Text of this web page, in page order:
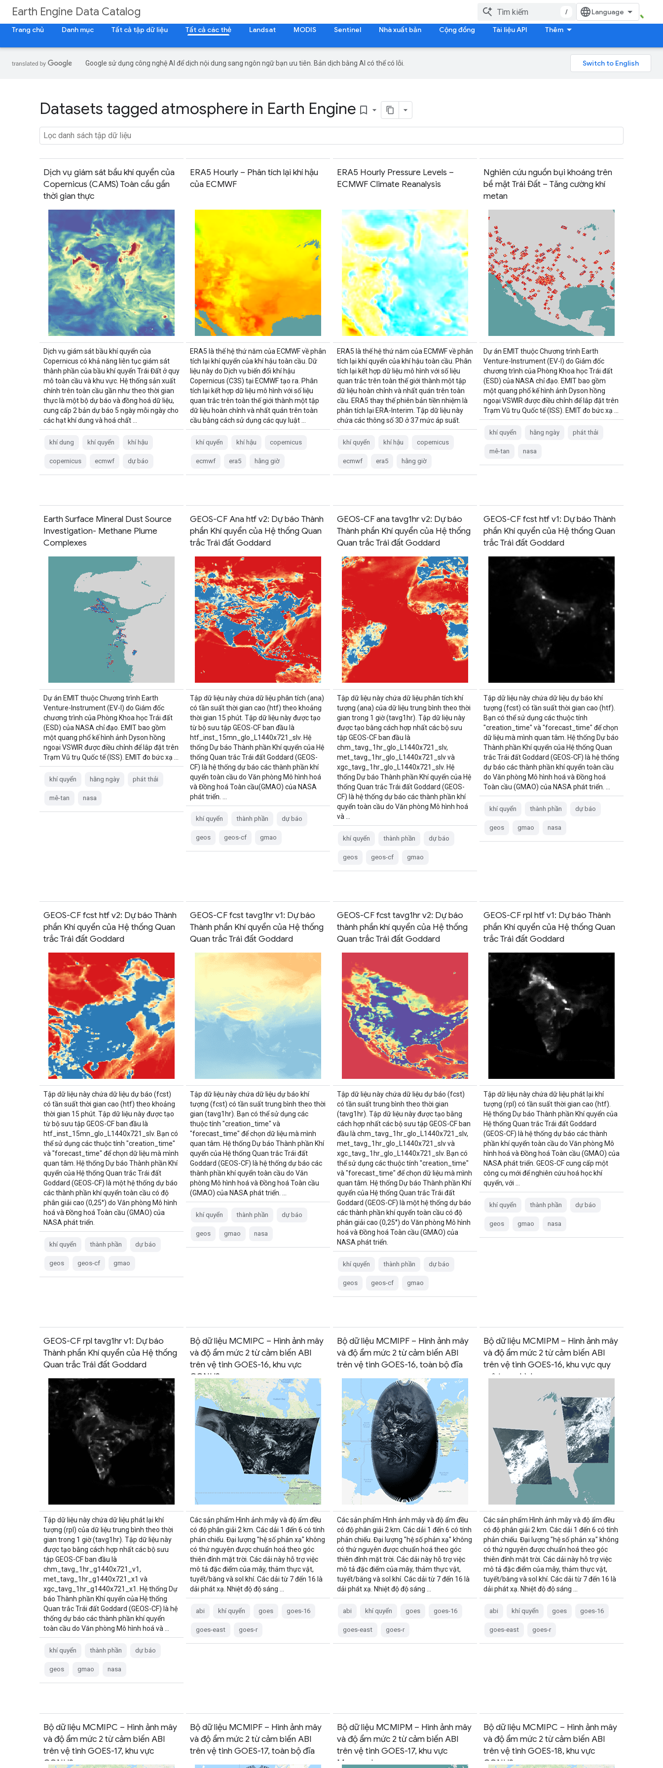
Earth Engine Data Catalog
/
Trang chủ
Danh mục Tất cả tập dữ liệu Tất cả các thẻ Landsat MODIS Sentinel Nhà xuất bản Cộng đồng Tài liệu API Thêm
Google sử dụng công nghệ AI để dịch nội dung sang ngôn ngữ bạn ưu tiên. Bản dịch bằng AI có thể có lỗi.
Datasets tagged atmosphere in Earth Engine bookmark_border
Dịch vụ giám sát bầu khí quyển của
Copernicus (CAMS) Toàn cầu gần
thời gian thực
Dịch vụ giám sát bầu khí quyển của
Copernicus có khả năng liên tục giám sát
thành phần của bầu khí quyển Trái Đất ở quy
mô toàn cầu và khu vực. Hệ thống sản xuất
chính trên toàn cầu gần như theo thời gian
thực là một bộ dự báo và đồng hoá dữ liệu,
cung cấp 2 bản dự báo 5 ngày mỗi ngày cho
các hạt khí dung và hoá chất …
khí dung khí quyển khí hậu
copernicus ecmwf dự báo
ERA5 Hourly – Phân tích lại khí hậu
của ECMWF
ERA5 là thế hệ thứ năm của ECMWF về phân
tích lại khí quyển của khí hậu toàn cầu. Dữ
liệu này do Dịch vụ biến đổi khí hậu
Copernicus (C3S) tại ECMWF tạo ra. Phân
tích lại kết hợp dữ liệu mô hình với số liệu
quan trắc trên toàn thế giới thành một tập
dữ liệu hoàn chỉnh và nhất quán trên toàn
cầu bằng cách sử dụng các quy luật …
khí quyển khí hậu copernicus
ecmwf era5 hằng giờ
ERA5 Hourly Pressure Levels –
ECMWF Climate Reanalysis
ERA5 là thế hệ thứ năm của ECMWF về phân
tích lại khí quyển của khí hậu toàn cầu. Phân
tích lại kết hợp dữ liệu mô hình với số liệu
quan trắc trên toàn thế giới thành một tập
dữ liệu hoàn chỉnh và nhất quán trên toàn
cầu. ERA5 thay thế phiên bản tiền nhiệm là
phân tích lại ERA-Interim. Tập dữ liệu này
chứa các thông số 3D ở 37 mức áp suất.
khí quyển khí hậu copernicus
ecmwf era5 hằng giờ
Nghiên cứu nguồn bụi khoáng trên
bề mặt Trái Đất – Tăng cường khí
metan
Dự án EMIT thuộc Chương trình Earth
Venture-Instrument (EV-I) do Giám đốc
chương trình của Phòng Khoa học Trái đất
(ESD) của NASA chỉ đạo. EMIT bao gồm
một quang phổ kế hình ảnh Dyson hồng
ngoại VSWIR được điều chỉnh để lắp đặt trên
Trạm Vũ trụ Quốc tế (ISS). EMIT đo bức xạ …
khí quyển hằng ngày phát thải
mê-tan nasa
Earth Surface Mineral Dust Source
Investigation- Methane Plume
Complexes
Dự án EMIT thuộc Chương trình Earth
Venture-Instrument (EV-I) do Giám đốc
chương trình của Phòng Khoa học Trái đất
(ESD) của NASA chỉ đạo. EMIT bao gồm
một quang phổ kế hình ảnh Dyson hồng
ngoại VSWIR được điều chỉnh để lắp đặt trên
Trạm Vũ trụ Quốc tế (ISS). EMIT đo bức xạ …
khí quyển hằng ngày phát thải
mê-tan nasa
GEOS-CF Ana htf v2: Dự báo Thành
phần Khí quyển của Hệ thống Quan
trắc Trái đất Goddard
Tập dữ liệu này chứa dữ liệu phân tích (ana)
có tần suất thời gian cao (htf) theo khoảng
thời gian 15 phút. Tập dữ liệu này được tạo
từ bộ sưu tập GEOS-CF ban đầu là
htf_inst_15mn_glo_L1440x721_slv. Hệ
thống Dự báo Thành phần Khí quyển của Hệ
thống Quan trắc Trái đất Goddard (GEOS-
CF) là hệ thống dự báo các thành phần khí
quyển toàn cầu do Văn phòng Mô hình hoá
và Đồng hoá Toàn cầu(GMAO) của NASA
phát triển. …
khí quyển thành phần dự báo
geos geos-cf gmao
GEOS-CF ana tavg1hr v2: Dự báo
Thành phần Khí quyển của Hệ thống
Quan trắc Trái đất Goddard
Tập dữ liệu này chứa dữ liệu phân tích khí
tượng (ana) của dữ liệu trung bình theo thời
gian trong 1 giờ (tavg1hr). Tập dữ liệu này
được tạo bằng cách hợp nhất các bộ sưu
tập GEOS-CF ban đầu là
chm_tavg_1hr_glo_L1440x721_slv,
met_tavg_1hr_glo_L1440x721_slv và
xgc_tavg_1hr_glo_L1440x721_slv. Hệ
thống Dự báo Thành phần Khí quyển của Hệ
thống Quan trắc Trái đất Goddard (GEOS-
CF) là hệ thống dự báo các thành phần khí
quyển toàn cầu do Văn phòng Mô hình hoá
và …
khí quyển thành phần dự báo
geos geos-cf gmao
GEOS-CF fcst htf v1: Dự báo Thành
phần Khí quyển của Hệ thống Quan
trắc Trái đất Goddard
Tập dữ liệu này chứa dữ liệu dự báo khí
tượng (fcst) có tần suất thời gian cao (htf).
Bạn có thể sử dụng các thuộc tính
"creation_time" và "forecast_time" để chọn
dữ liệu mà mình quan tâm. Hệ thống Dự báo
Thành phần Khí quyển của Hệ thống Quan
trắc Trái đất Goddard (GEOS-CF) là hệ thống
dự báo các thành phần khí quyển toàn cầu
do Văn phòng Mô hình hoá và Đồng hoá
Toàn cầu (GMAO) của NASA phát triển. …
khí quyển thành phần dự báo
geos gmao nasa
GEOS-CF fcst htf v2: Dự báo Thành
phần Khí quyển của Hệ thống Quan
trắc Trái đất Goddard
Tập dữ liệu này chứa dữ liệu dự báo (fcst)
có tần suất thời gian cao (htf) theo khoảng
thời gian 15 phút. Tập dữ liệu này được tạo
từ bộ sưu tập GEOS-CF ban đầu là
htf_inst_15mn_glo_L1440x721_slv. Bạn có
thể sử dụng các thuộc tính "creation_time"
và "forecast_time" để chọn dữ liệu mà mình
quan tâm. Hệ thống Dự báo Thành phần Khí
quyển của Hệ thống Quan trắc Trái đất
Goddard (GEOS-CF) là một hệ thống dự báo
các thành phần khí quyển toàn cầu có độ
phân giải cao (0,25°) do Văn phòng Mô hình
hoá và Đồng hoá Toàn cầu (GMAO) của
NASA phát triển.
khí quyển thành phần dự báo
geos geos-cf gmao
GEOS-CF fcst tavg1hr v1: Dự báo
Thành phần Khí quyển của Hệ thống
Quan trắc Trái đất Goddard
Tập dữ liệu này chứa dữ liệu dự báo khí
tượng (fcst) có tần suất trung bình theo thời
gian (tavg1hr). Bạn có thể sử dụng các
thuộc tính "creation_time" và
"forecast_time" để chọn dữ liệu mà mình
quan tâm. Hệ thống Dự báo Thành phần Khí
quyển của Hệ thống Quan trắc Trái đất
Goddard (GEOS-CF) là hệ thống dự báo các
thành phần khí quyển toàn cầu do Văn
phòng Mô hình hoá và Đồng hoá Toàn cầu
(GMAO) của NASA phát triển. …
khí quyển thành phần dự báo
geos gmao nasa
GEOS-CF fcst tavg1hr v2: Dự báo
thành phần khí quyển của Hệ thống
Quan trắc Trái đất Goddard
Tập dữ liệu này chứa dữ liệu dự báo (fcst)
có tần suất trung bình theo thời gian
(tavg1hr). Tập dữ liệu này được tạo bằng
cách hợp nhất các bộ sưu tập GEOS-CF ban
đầu là chm_tavg_1hr_glo_L1440x721_slv,
met_tavg_1hr_glo_L1440x721_slv và
xgc_tavg_1hr_glo_L1440x721_slv. Bạn có
thể sử dụng các thuộc tính "creation_time"
và "forecast_time" để chọn dữ liệu mà mình
quan tâm. Hệ thống Dự báo Thành phần Khí
quyển của Hệ thống Quan trắc Trái đất
Goddard (GEOS-CF) là một hệ thống dự báo
các thành phần khí quyển toàn cầu có độ
phân giải cao (0,25°) do Văn phòng Mô hình
hoá và Đồng hoá Toàn cầu (GMAO) của
NASA phát triển.
khí quyển thành phần dự báo
geos geos-cf gmao
GEOS-CF rpl htf v1: Dự báo Thành
phần Khí quyển của Hệ thống Quan
trắc Trái đất Goddard
Tập dữ liệu này chứa dữ liệu phát lại khí
tượng (rpl) có tần suất thời gian cao (htf).
Hệ thống Dự báo Thành phần Khí quyển của
Hệ thống Quan trắc Trái đất Goddard
(GEOS-CF) là hệ thống dự báo các thành
phần khí quyển toàn cầu do Văn phòng Mô
hình hoá và Đồng hoá Toàn cầu (GMAO) của
NASA phát triển. GEOS-CF cung cấp một
công cụ mới để nghiên cứu hoá học khí
quyển, với …
khí quyển thành phần dự báo
geos gmao nasa
GEOS-CF rpl tavg1hr v1: Dự báo
Thành phần Khí quyển của Hệ thống
Quan trắc Trái đất Goddard
Tập dữ liệu này chứa dữ liệu phát lại khí
tượng (rpl) của dữ liệu trung bình theo thời
gian trong 1 giờ (tavg1hr). Tập dữ liệu này
được tạo bằng cách hợp nhất các bộ sưu
tập GEOS-CF ban đầu là
chm_tavg_1hr_g1440x721_v1,
met_tavg_1hr_g1440x721_x1 và
xgc_tavg_1hr_g1440x721_x1. Hệ thống Dự
báo Thành phần Khí quyển của Hệ thống
Quan trắc Trái đất Goddard (GEOS-CF) là hệ
thống dự báo các thành phần khí quyển
toàn cầu do Văn phòng Mô hình hoá và …
khí quyển thành phần dự báo
geos gmao nasa
Bộ dữ liệu MCMIPC – Hình ảnh mây
và độ ẩm mức 2 từ cảm biến ABI
trên vệ tinh GOES-16, khu vực
CONUS
Các sản phẩm Hình ảnh mây và độ ẩm đều
có độ phân giải 2 km. Các dải 1 đến 6 có tính
phản chiếu. Đại lượng "hệ số phản xạ" không
có thứ nguyên được chuẩn hoá theo góc
thiên đỉnh mặt trời. Các dải này hỗ trợ việc
mô tả đặc điểm của mây, thảm thực vật,
tuyết/băng và sol khí. Các dải từ 7 đến 16 là
dải phát xạ. Nhiệt độ độ sáng …
abi khí quyển goes goes-16
goes-east goes-r
Bộ dữ liệu MCMIPF – Hình ảnh mây
và độ ẩm mức 2 từ cảm biến ABI
trên vệ tinh GOES-16, toàn bộ đĩa
Các sản phẩm Hình ảnh mây và độ ẩm đều
có độ phân giải 2 km. Các dải 1 đến 6 có tính
phản chiếu. Đại lượng "hệ số phản xạ" không
có thứ nguyên được chuẩn hoá theo góc
thiên đỉnh mặt trời. Các dải này hỗ trợ việc
mô tả đặc điểm của mây, thảm thực vật,
tuyết/băng và sol khí. Các dải từ 7 đến 16 là
dải phát xạ. Nhiệt độ độ sáng …
abi khí quyển goes goes-16
goes-east goes-r
Bộ dữ liệu MCMIPM – Hình ảnh mây
và độ ẩm mức 2 từ cảm biến ABI
trên vệ tinh GOES-16, khu vực quy
mô trung bình
Các sản phẩm Hình ảnh mây và độ ẩm đều
có độ phân giải 2 km. Các dải 1 đến 6 có tính
phản chiếu. Đại lượng "hệ số phản xạ" không
có thứ nguyên được chuẩn hoá theo góc
thiên đỉnh mặt trời. Các dải này hỗ trợ việc
mô tả đặc điểm của mây, thảm thực vật,
tuyết/băng và sol khí. Các dải từ 7 đến 16 là
dải phát xạ. Nhiệt độ độ sáng …
abi khí quyển goes goes-16
goes-east goes-r
Bộ dữ liệu MCMIPC – Hình ảnh mây
và độ ẩm mức 2 từ cảm biến ABI
trên vệ tinh GOES-17, khu vực
CONUS
Bộ dữ liệu MCMIPF – Hình ảnh mây
và độ ẩm mức 2 từ cảm biến ABI
trên vệ tinh GOES-17, toàn bộ đĩa
Bộ dữ liệu MCMIPM – Hình ảnh mây
và độ ẩm mức 2 từ cảm biến ABI
trên vệ tinh GOES-17, khu vực
Mesoscale
Bộ dữ liệu MCMIPC – Hình ảnh mây
và độ ẩm mức 2 từ cảm biến ABI
trên vệ tinh GOES-18, khu vực
CONUS